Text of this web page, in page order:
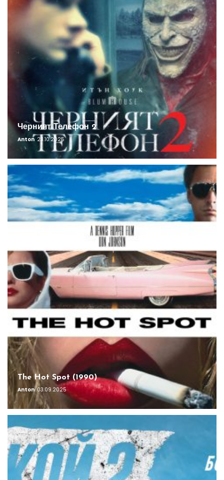
Черният Телефон 2
Anton 23.10.2025
The Hot Spot (1990)
Anton 03.09.2025